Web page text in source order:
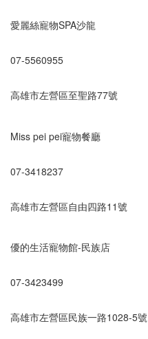
愛麗絲寵物SPA沙龍
07-5560955
高雄市左營區至聖路77號
Miss pei pei寵物餐廳
07-3418237
高雄市左營區自由四路11號
優的生活寵物館-民族店
07-3423499
高雄市左營區民族一路1028-5號